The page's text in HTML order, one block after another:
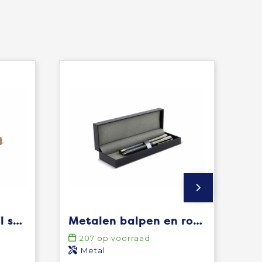
Balpen en rollerball set walnoot hout Metalen balpen en rollerbal pen set
207 op voorraad
Metal